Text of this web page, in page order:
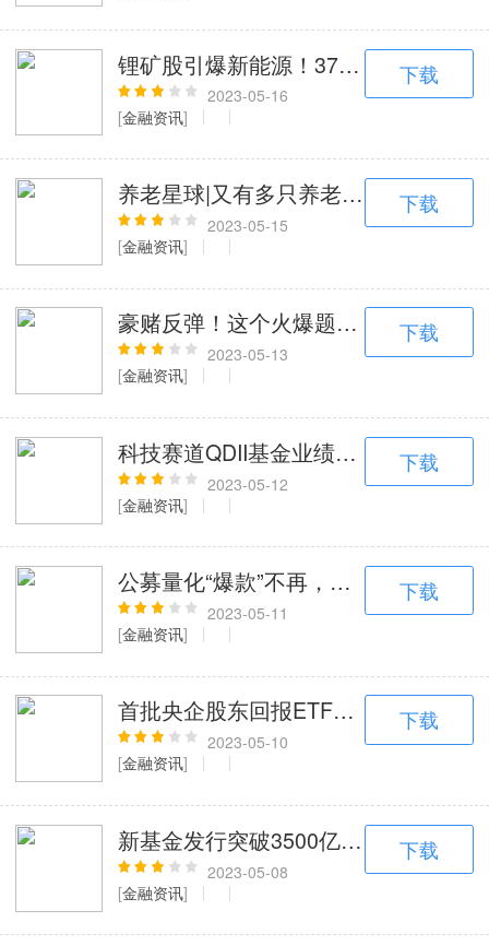
锂矿股引爆新能源！37只基金净值涨
2023-05-16
[金融资讯]
下载
养老星球|又有多只养老目标基金增设
2023-05-15
[金融资讯]
下载
豪赌反弹！这个火爆题材连跌5周，
2023-05-13
[金融资讯]
下载
科技赛道QDII基金业绩亮眼；超七成
2023-05-12
[金融资讯]
下载
公募量化“爆款”不再，东吴这只产品
2023-05-11
[金融资讯]
下载
首批央企股东回报ETF开售在即；知
2023-05-10
[金融资讯]
下载
新基金发行突破3500亿份；能源ETF
2023-05-08
[金融资讯]
下载